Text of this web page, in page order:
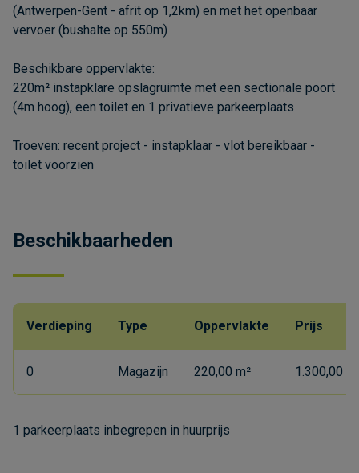
(Antwerpen-Gent - afrit op 1,2km) en met het openbaar
vervoer (bushalte op 550m)
Beschikbare oppervlakte:
220m² instapklare opslagruimte met een sectionale poort
(4m hoog), een toilet en 1 privatieve parkeerplaats
Troeven: recent project - instapklaar - vlot bereikbaar -
toilet voorzien
Beschikbaarheden
Verdieping Type Oppervlakte Prijs
0 Magazijn 220,00 m² 1.300,00
1 parkeerplaats inbegrepen in huurprijs